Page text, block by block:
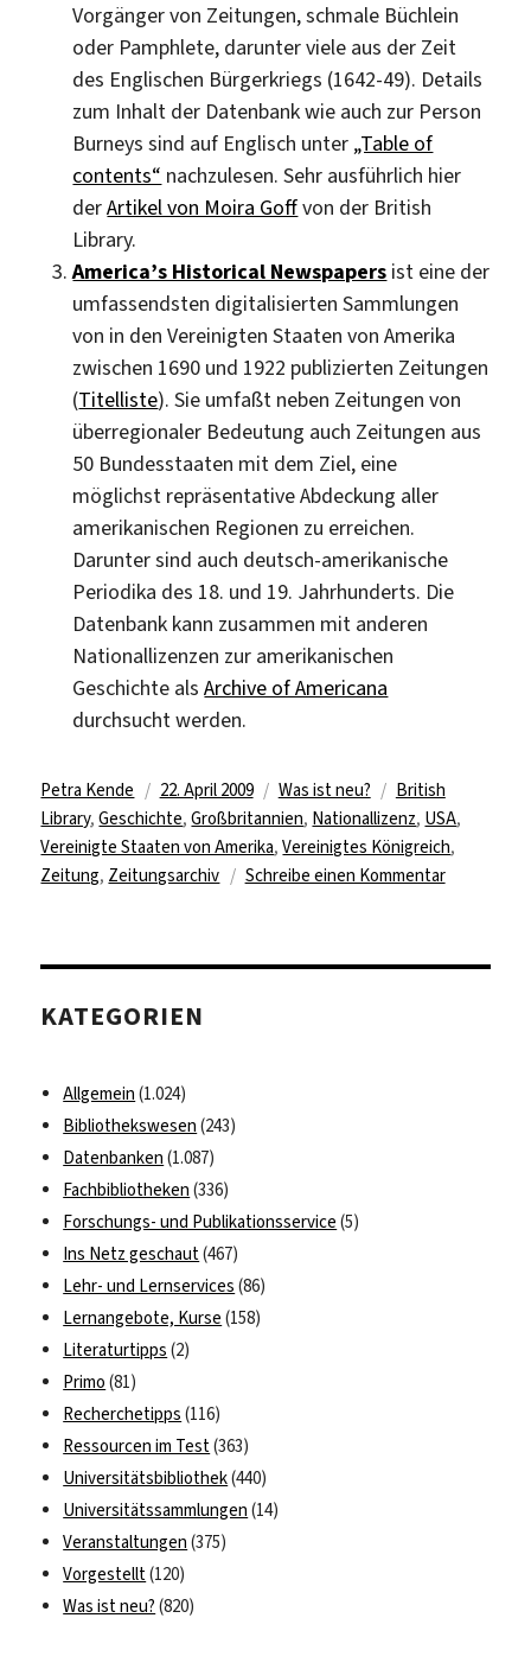
Vorgänger von Zeitungen, schmale Büchlein
oder Pamphlete, darunter viele aus der Zeit
des Englischen Bürgerkriegs (1642-49). Details
zum Inhalt der Datenbank wie auch zur Person
Burneys sind auf Englisch unter „Table of
contents“ nachzulesen. Sehr ausführlich hier
derArtikel von Moira Goffvon der British
Library.
America’s Historical Newspapers ist eine der
umfassendsten digitalisierten Sammlungen
von in den Vereinigten Staaten von Amerika
zwischen 1690 und 1922 publizierten Zeitungen
(Titelliste). Sie umfaßt neben Zeitungen von
überregionaler Bedeutung auch Zeitungen aus
50 Bundesstaaten mit dem Ziel, eine
möglichst repräsentative Abdeckung aller
amerikanischen Regionen zu erreichen.
Darunter sind auch deutsch-amerikanische
Periodika des 18. und 19. Jahrhunderts. Die
Datenbank kann zusammen mit anderen
Nationallizenzen zur amerikanischen
Geschichte alsArchive of Americana
durchsucht werden.
Autor
Petra Kende
Veröffentlicht
am
22. April 2009 Kategorien
Was ist neu? Schlagwörter
British
Library,Geschichte,Großbritannien, Nationallizenz, USA,
Vereinigte Staaten von Amerika,Vereinigtes Königreich,
Zeitung, Zeitungsarchiv Schreibe einen Kommentarzu
des
KATEGORIEN
Allgemein (1.024)
Bibliothekswesen (243)
Datenbanken (1.087)
Fachbibliotheken (336)
Forschungs- und Publikationsservice (5)
Ins Netz geschaut(467)
Lehr- und Lernservices (86)
Lernangebote, Kurse (158)
Literaturtipps (2)
Primo (81)
Recherchetipps (116)
Ressourcen im Test(363)
Universitätsbibliothek(440)
Universitätssammlungen (14)
Veranstaltungen (375)
Vorgestellt(120)
Was ist neu? (820)